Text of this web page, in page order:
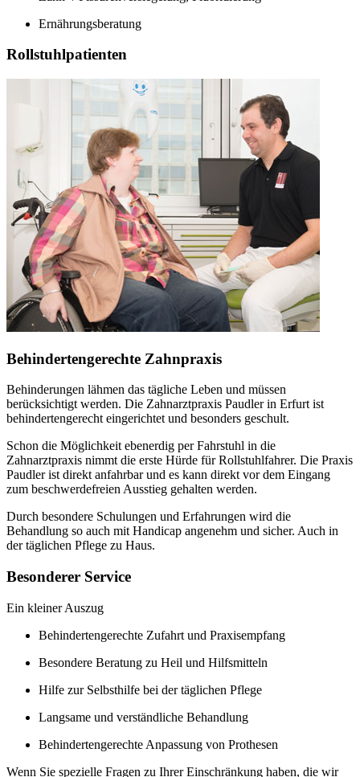
Ernährungsberatung
Rollstuhlpatienten
Behindertengerechte Zahnpraxis
Behinderungen lähmen das tägliche Leben und müssen
berücksichtigt werden. Die Zahnarztpraxis Paudler in Erfurt ist
behindertengerecht eingerichtet und besonders geschult.
Schon die Möglichkeit ebenerdig per Fahrstuhl in die
Zahnarztpraxis nimmt die erste Hürde für Rollstuhlfahrer. Die Praxis
Paudler ist direkt anfahrbar und es kann direkt vor dem Eingang
zum beschwerdefreien Ausstieg gehalten werden.
Durch besondere Schulungen und Erfahrungen wird die
Behandlung so auch mit Handicap angenehm und sicher. Auch in
der täglichen Pflege zu Haus.
Besonderer Service
Ein kleiner Auszug
Behindertengerechte Zufahrt und Praxisempfang
Besondere Beratung zu Heil und Hilfsmitteln
Hilfe zur Selbsthilfe bei der täglichen Pflege
Langsame und verständliche Behandlung
Behindertengerechte Anpassung von Prothesen
Wenn Sie spezielle Fragen zu Ihrer Einschränkung haben, die wir